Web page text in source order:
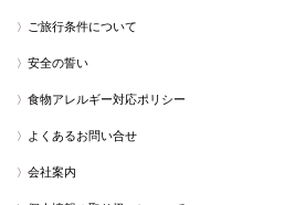
ご旅行条件について
安全の誓い
食物アレルギー対応ポリシー
よくあるお問い合せ
会社案内